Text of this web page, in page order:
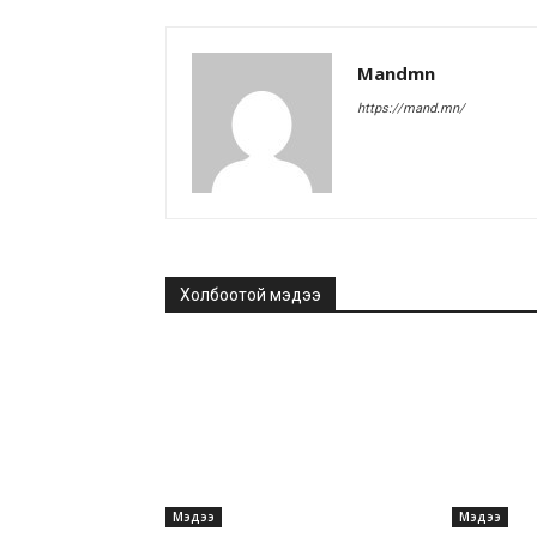
Mandmn
https://mand.mn/
Холбоотой мэдээ
Мэдээ Мэдээ